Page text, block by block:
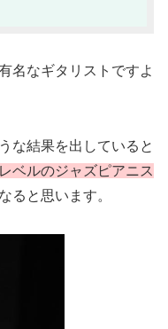
名なギタリストですよ
な結果を出していると
ベルのジャズピアニス
ると思います。